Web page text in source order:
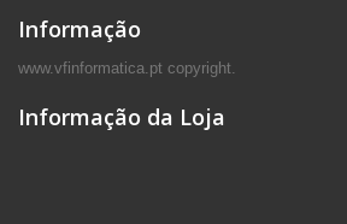
Informação
www.vfinformatica.pt copyright.
Informação da Loja